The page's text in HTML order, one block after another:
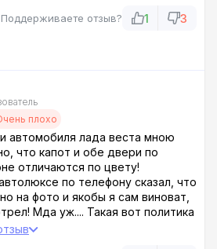
на том, что автомобиль
Поддерживаете отзыв? 1 3
плохо
автомобиля лада веста мною
что капот и обе двери по
отличаются по цвету!
по телефону сказал, что
на фото и якобы я сам виноват,
Мда уж.... Такая вот политика
клиентам и к дефектам,